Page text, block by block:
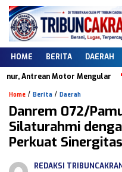
HOME BERITA DAERAH
Antrean Motor Mengular
Home / Berita / Daerah
Danrem 072/
Silaturahmi
Perkuat
REDAKSI